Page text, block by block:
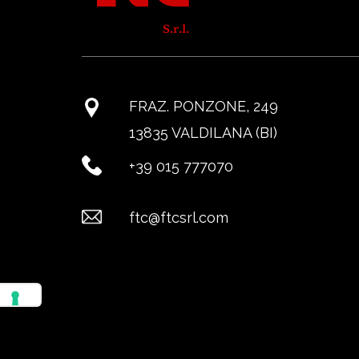
FRAZ. PONZONE, 249
13835 VALDILANA (BI)
+39 015 777070
ftc@ftcsrl.com